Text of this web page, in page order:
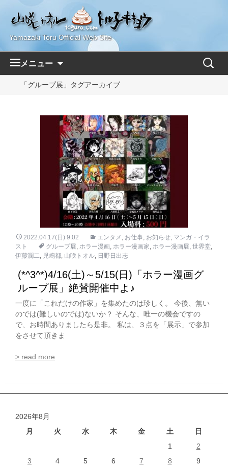
Yamazaki Toru Official Web Site
メニュー
へ
ス
キ
ッ
プ
検
「グループ展」タグアーカイブ
2022.04.17(日) 9:02 エンタメ , お仕事, お知らせ, マンガ・イラ
スト
グループ展, ホラー漫画, ホラー漫画家, ホラー漫画展, 世界堂,
伊藤潤二, 児嶋都, 山咲トオル, 日野日出志
(*^3^*)4/16(土)～5/15(日)「ホラー漫画グ
ループ展」絶賛開催中よ♪
一度に「これだけの作家」を集めたのは珍しく。 今後、無い
のでは(難しいのでは)ないか？ そんな、唯一の機会ですの
で、お時間ありましたら是非。 私は、３点を「展示」で参加
をさせて頂きま
> read more
2026年8月
月
火 水 木 金 土 日
1
2
3
4 5 6 7 8
9